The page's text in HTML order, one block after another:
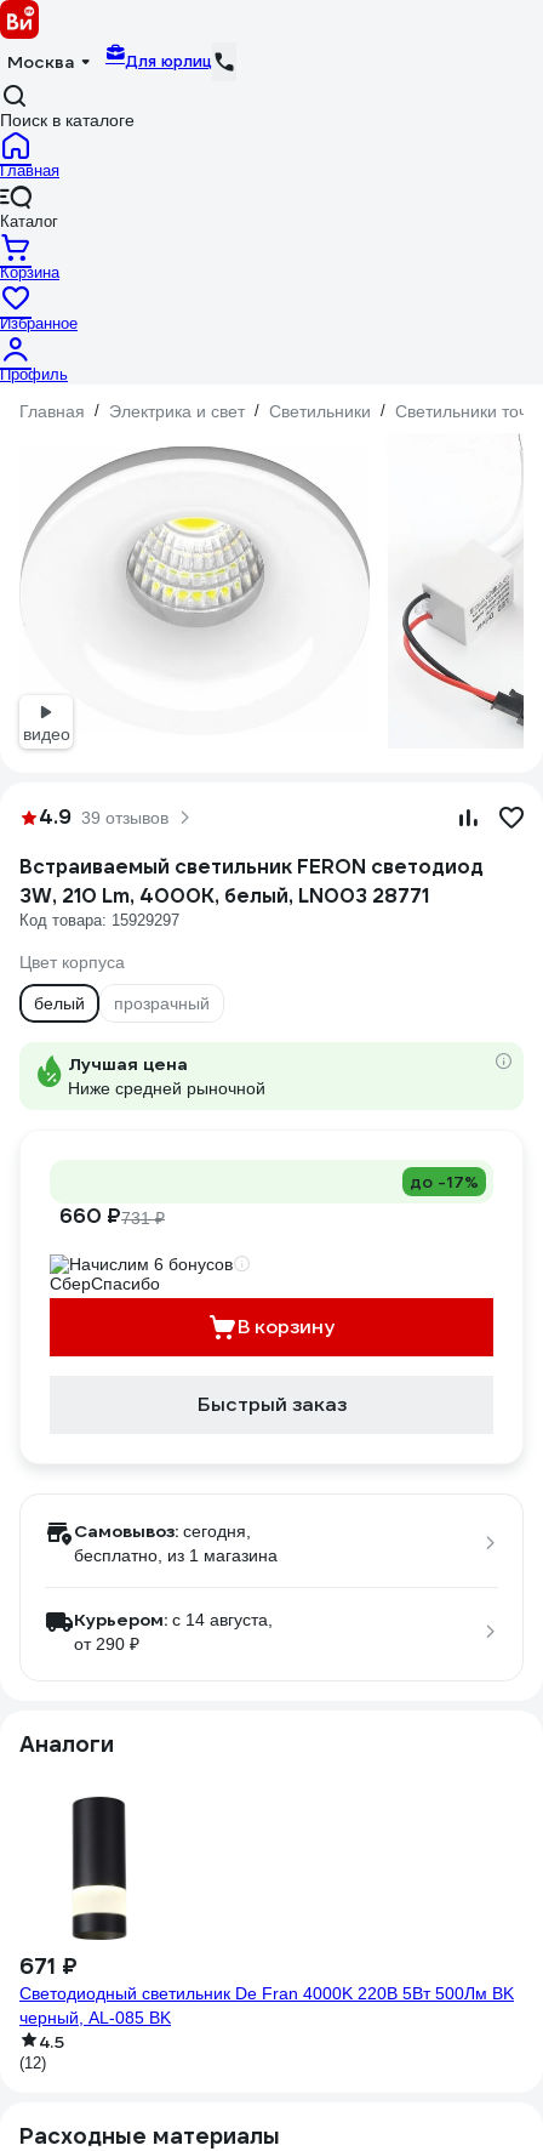
Москва Для юрлиц
Поиск в каталоге
Главная
Каталог
Корзина
Избранное
Профиль
Главная / Электрика и свет / Светильники / Светильники
видео
4.9 39 отзывов
Встраиваемый светильник FERON светодиод
3W, 210 Lm, 4000К, белый, LN003 28771
Код товара: 15929297
Цвет корпуса
белый прозрачный
Лучшая цена
Ниже средней рыночной
до -17%
660 ₽731 ₽
Начислим 6 бонусов
В корзину
Быстрый заказ
Самовывоз: сегодня,
бесплатно , из 1 магазина
Курьером: c 14 августа,
от 290 ₽
Аналоги
671 ₽
Светодиодный светильник De Fran 4000K 220В 5Вт 500Лм BK
черный, AL-085 BK
4.5
(12)
Расходные материалы